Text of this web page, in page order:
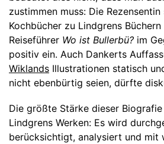
zustimmen muss: Die
Kochbücher zu Lindgrens
Reiseführer Wo ist Bullerbü? im
positiv ein. Auch Dankerts
Wiklands Illustrationen statisch
nicht ebenbürtig seien, dürfte
Die größte Stärke dieser
Lindgrens Werken: Es wird
berücksichtigt, analysiert und mit